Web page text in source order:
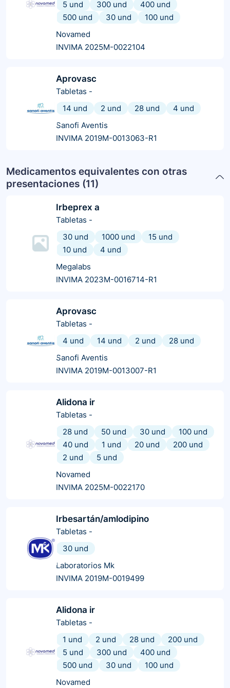
5 und 300 und
400 und
500 und
30 und
100 und
Novamed
INVIMA 2025M-0022104
Aprovasc
Tabletas -
14 und
2 und 28 und
4 und
Sanofi Aventis
INVIMA 2019M-0013063-R1
Medicamentos equivalentes con otras
presentaciones (11)
Irbeprex a
Tabletas -
30 und
1000 und
15 und
10 und
4 und
Megalabs
INVIMA 2023M-0016714-R1
Aprovasc
Tabletas -
4 und
14 und 2 und
28 und
Sanofi Aventis
INVIMA 2019M-0013007-R1
Alidona ir
Tabletas -
28 und
50 und 30 und
100 und
40 und
1 und 20 und
200 und
2 und
5 und
Novamed
INVIMA 2025M-0022170
Irbesartán/amlodipino
Tabletas -
30 und
Laboratorios Mk
INVIMA 2019M-0019499
Alidona ir
Tabletas -
1 und
2 und 28 und
200 und
5 und
300 und
400 und
500 und
30 und
100 und
Novamed